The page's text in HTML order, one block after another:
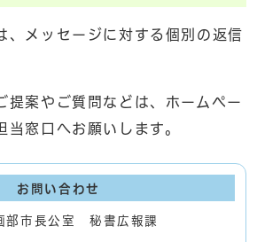
、メッセージに対する個別の返信
提案やご質問などは、ホームペー
当窓口へお願いします。
お問い合わせ
部市長公室 秘書広報課